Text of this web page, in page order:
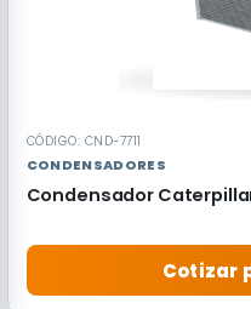
CÓDIGO: CND-7711
CONDENSADORES
Condensador
Cotizar